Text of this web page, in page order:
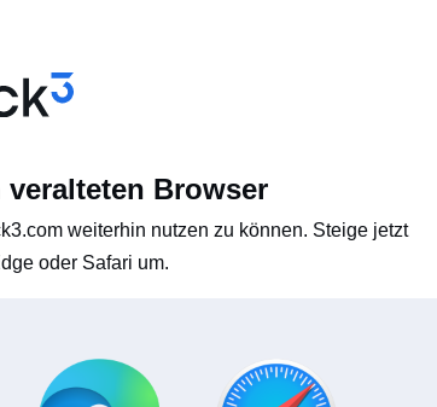
Browser
weiterhin nutzen zu können. Steige jetzt
oder Safari um.